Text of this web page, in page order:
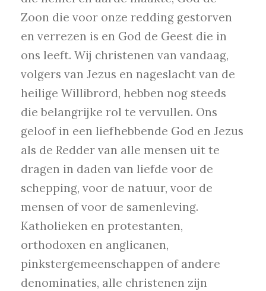
Zoon die voor onze redding gestorven
en verrezen is en God de Geest die in
ons leeft. Wij christenen van vandaag,
volgers van Jezus en nageslacht van de
heilige Willibrord, hebben nog steeds
die belangrijke rol te vervullen. Ons
geloof in een liefhebbende God en Jezus
als de Redder van alle mensen uit te
dragen in daden van liefde voor de
schepping, voor de natuur, voor de
mensen of voor de samenleving.
Katholieken en protestanten,
orthodoxen en anglicanen,
pinkstergemeenschappen of andere
denominaties, alle christenen zijn